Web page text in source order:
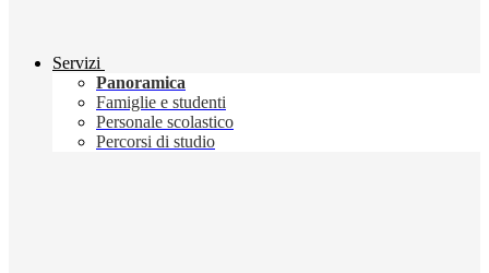
Servizi
Panoramica
Famiglie e studenti
Personale scolastico
Percorsi di studio